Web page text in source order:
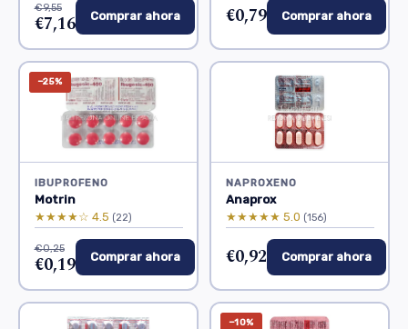
€9,55
€7,16 Comprar ahora €0,79 Comprar ahora
−25%
IBUPROFENO
Motrin
★★★★☆ 4.5 (22)
€0,25
€0,19 Comprar ahora
NAPROXENO
Anaprox
★★★★★ 5.0 (156)
€0,92 Comprar ahora
−10%